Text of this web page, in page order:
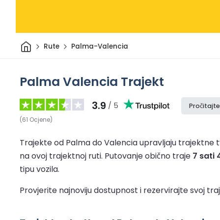
DomRute Palma-Valencia
Palma Valencia Trajekt
3.9 / 5
(61 Ocjene)
Trajekte od Palma do Valencia upravljaju trajektne
na ovoj trajektnoj ruti. Putovanje obično traje 7 sati
tipu vozila.
Provjerite najnoviju dostupnost i rezervirajte svoj